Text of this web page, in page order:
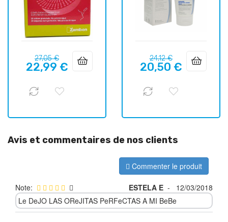
Prix
habituel
27,05 €Prix
22,99 €
Prix
habituel
24,12 €Prix
20,50 €
Avis et commentaires de nos clients
Commenter le produit
Note: ESTELA E -
12/03/2018
Le DeJO LAS OReJITAS PeRFeCTAS A MI BeBe